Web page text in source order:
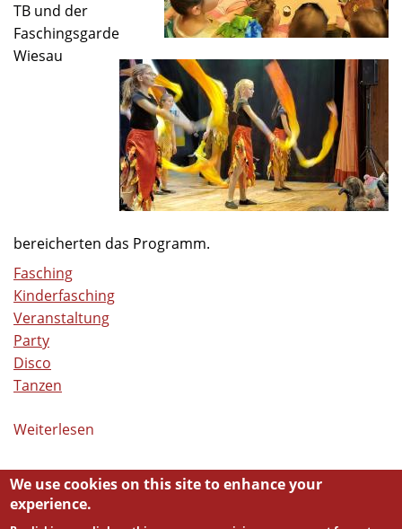
TB und der
Faschingsgarde
Wiesau
bereicherten das Programm.
Fasching
Kinderfasching
Veranstaltung
Party
Disco
Tanzen
Weiterlesen
Haus
We use cookies on this site to enhance your
experience.